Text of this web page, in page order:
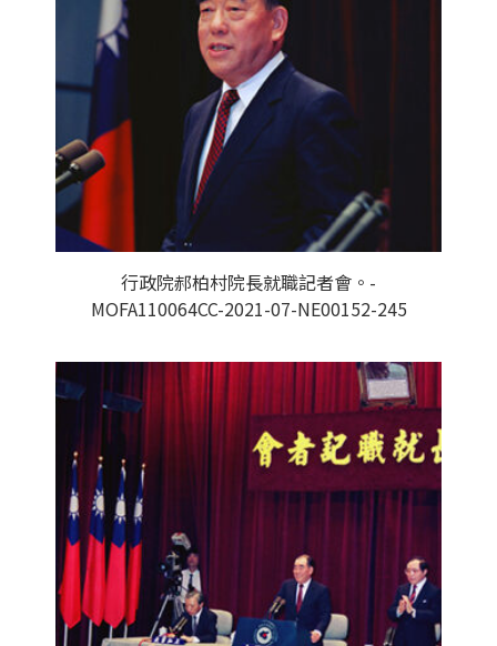
行政院郝柏村院長就職記者會。-
MOFA110064CC-2021-07-NE00152-245